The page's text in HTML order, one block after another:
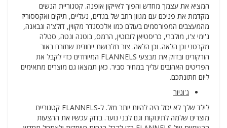
המציא את עצמך מחדש והפוך לאייקון אופנה. קטגוריית הנשים
מקדמת את פניכם עם מגוון רחב של בגדים, נעליים, תיקים ואקססוריז
מהמעצבים המפורסמים בעולם כמו אלכסנדר מקווין, דולצ'ה וגבאנה,
ג'ימי צ'ו, מולברי, כריסטיאן לובוטין, הרמס, בוטגה ונטה, סטלה
מקרטני וכן הלאה. וכן הלאה. צור תלבושת ייחודית שתזרח באור
הזרקורים ובדוק את מבצעי FLANNELS המיוחדים כדי לקבל את
הפריטים האהובים עליך במחיר סביר. כאן תמצאו גם מוצרים מתאימים
ליום חתונתכם.
ג'וניור
לילד שלך לא יכול היה להיות יותר מזל. ל-FLANNELS קטגוריית
מוצרים שלמה לתינוקות וגם לבני נוער. בדוק עכשיו את ההצעות